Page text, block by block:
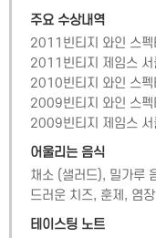
주요 수상내역
2011빈티지 와인 스
2011빈티지 제임스
2010빈티지 와인 스
2009빈티지 와인 스
2009빈티지 제임스
어울리는 음식
채소 (샐러드), 밀가루
드러운 치즈, 훈제, 염
테이스팅 노트